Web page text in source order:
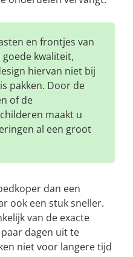
en frontjes van
goede kwaliteit,
hiervan niet bij
pakken. Door de
of de
maakt u
al een groot
dan een
ook een stuk sneller.
van de exacte
dagen uit te
niet voor langere tijd